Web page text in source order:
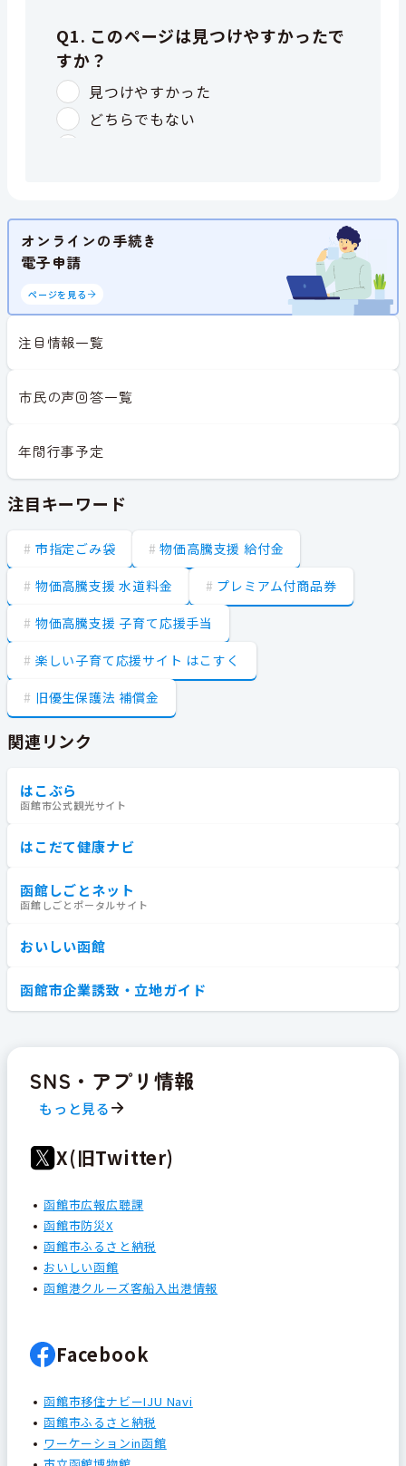
オンラインの手続き
電子申請
ページを見る
注目情報一覧
市民の声回答一覧
年間行事予定
注目キーワード
市指定ごみ袋 物価高騰支援 給付金
物価高騰支援 水道料金 プレミアム付商品券
物価高騰支援 子育て応援手当
楽しい子育て応援サイト はこすく
旧優生保護法 補償金
関連リンク
はこぶら
函館市公式観光サイト
はこだて健康ナビ
函館しごとネット
函館しごとポータルサイト
おいしい函館
函館市企業誘致・立地ガイド
SNS・アプリ情報
もっと見る
X(旧Twitter)
函館市広報広聴課
函館市防災X
函館市ふるさと納税
おいしい函館
函館港クルーズ客船入出港情報
Facebook
函館市移住ナビーIJU Navi
函館市ふるさと納税
ワーケーションin函館